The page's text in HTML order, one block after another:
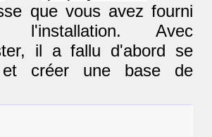
que vous avez fourni
Avec
il a fallu d'abord se
et créer une base de